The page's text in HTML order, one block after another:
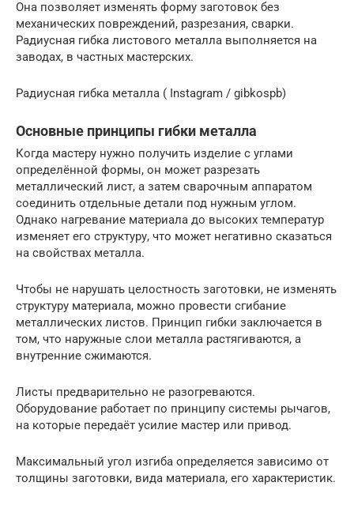
Она позволяет изменять форму заготовок без
механических повреждений, разрезания, сварки.
Радиусная гибка листового металла выполняется на
заводах, в частных мастерских.
Радиусная гибка металла ( Instagram / gibkospb)
Основные принципы гибки металла
Когда мастеру нужно получить изделие с углами
определённой формы, он может разрезать
металлический лист, а затем сварочным аппаратом
соединить отдельные детали под нужным углом.
Однако нагревание материала до высоких температур
изменяет его структуру, что может негативно сказаться
на свойствах металла.
Чтобы не нарушать целостность заготовки, не изменять
структуру материала, можно провести сгибание
металлических листов. Принцип гибки заключается в
том, что наружные слои металла растягиваются, а
внутренние сжимаются.
Листы предварительно не разогреваются.
Оборудование работает по принципу системы рычагов,
на которые передаёт усилие мастер или привод.
Максимальный угол изгиба определяется зависимо от
толщины заготовки, вида материала, его характеристик.